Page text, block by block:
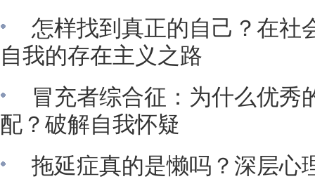
怎样找到真正的自己？在社
自我的存在主义之路
冒充者综合征：为什么优秀
配？破解自我怀疑
拖延症真的是懒吗？深层心